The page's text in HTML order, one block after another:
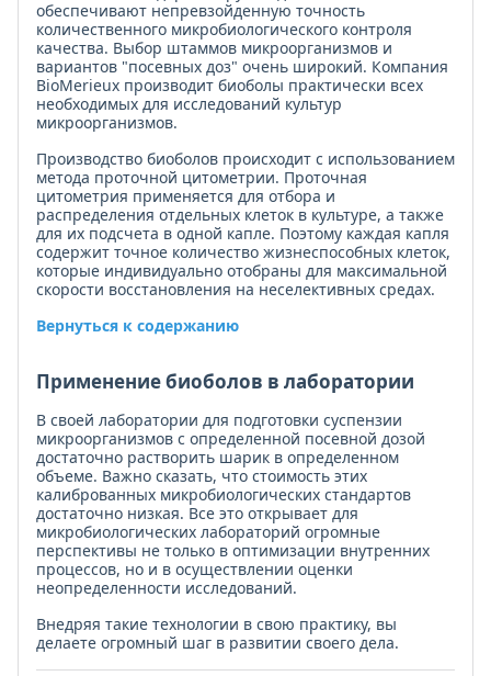
обеспечивают непревзойденную точность
количественного микробиологического контроля
качества. Выбор штаммов микроорганизмов и
вариантов "посевных доз" очень широкий. Компания
BioMerieux производит биоболы практически всех
необходимых для исследований культур
микроорганизмов.
Производство биоболов происходит с использованием
метода проточной цитометрии. Проточная
цитометрия применяется для отбора и
распределения отдельных клеток в культуре, а также
для их подсчета в одной капле. Поэтому каждая капля
содержит точное количество жизнеспособных клеток,
которые индивидуально отобраны для максимальной
скорости восстановления на неселективных средах.
Вернуться к содержанию
Применение биоболов в лаборатории
В своей лаборатории для подготовки суспензии
микроорганизмов с определенной посевной дозой
достаточно растворить шарик в определенном
объеме. Важно сказать, что стоимость этих
калиброванных микробиологических стандартов
достаточно низкая. Все это открывает для
микробиологических лабораторий огромные
перспективы не только в оптимизации внутренних
процессов, но и в осуществлении оценки
неопределенности исследований.
Внедряя такие технологии в свою практику, вы
делаете огромный шаг в развитии своего дела.